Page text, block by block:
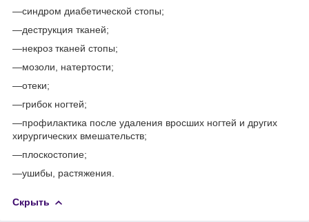
—синдром диабетической стопы;
—деструкция тканей;
—некроз тканей стопы;
—мозоли, натертости;
—отеки;
—грибок ногтей;
—профилактика после удаления вросших ногтей и других
хирургических вмешательств;
—плоскостопие;
—ушибы, растяжения.
Скрыть